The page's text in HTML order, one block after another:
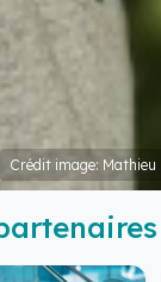
Crédit image: Mathieu